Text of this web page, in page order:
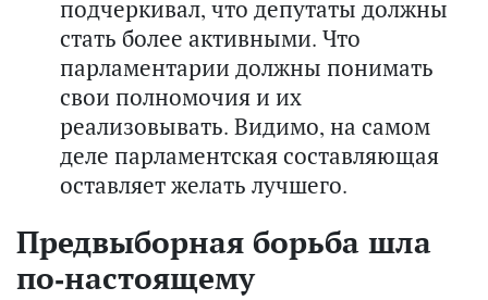
подчеркивал, что депутаты должны
стать более активными. Что
парламентарии должны понимать
свои полномочия и их
реализовывать. Видимо, на самом
деле парламентская составляющая
оставляет желать лучшего.
Предвыборная борьба шла
по-настоящему